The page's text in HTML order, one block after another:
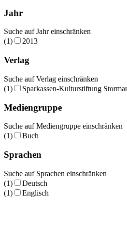
Jahr
Suche auf Jahr einschränken
(1)
2013
Verlag
Suche auf Verlag einschränken
(1)
Sparkassen-Kulturstiftung
Mediengruppe
Suche auf Mediengruppe einschränken
(1)
Buch
Sprachen
Suche auf Sprachen einschränken
(1)
Deutsch
(1)
Englisch